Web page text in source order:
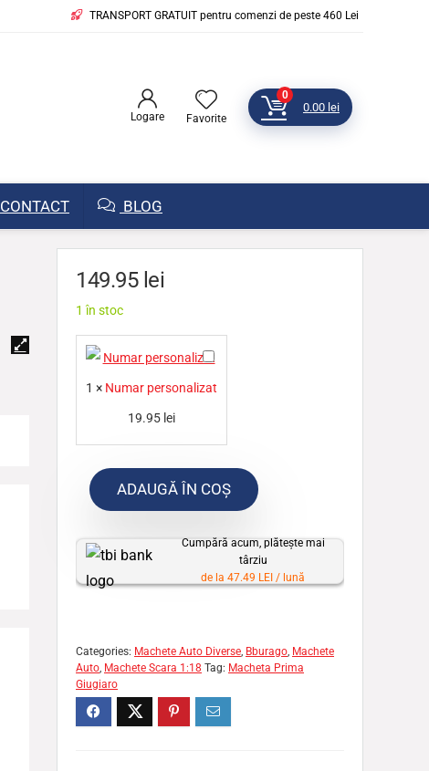
TRANSPORT GRATUIT pentru comenzi de peste 460 Lei
Logare Favorite
0
0.00 lei
CONTACT BLOG
149.95 lei
1 în stoc
N
u
p
e
o
l
1 × Numar personalizat
19.95 lei
ADAUGĂ ÎN COȘ
Cumpără acum, plătește mai
târziu
de la 47.49 LEI / lună
Categories: Machete Auto Diverse Bburago Machete
Auto Machete Scara 1:18 Tag: Macheta Prima
Giugiaro